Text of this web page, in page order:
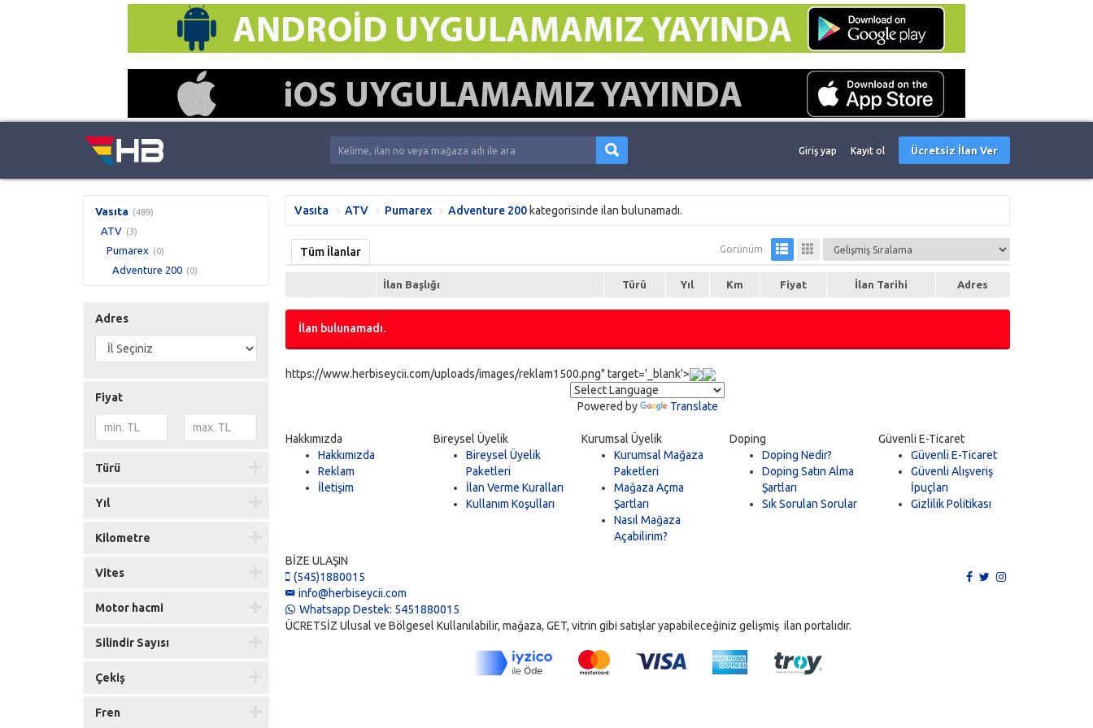
Giriş yap Kayıt ol Ücretsiz İlan Ver
Vasıta (489)
ATV (3)
Pumarex (0)
Adventure 200 (0)
Adres
Fiyat
Türü
Yıl
Kilometre
Vites
Motor hacmi
Silindir Sayısı
Çekiş
Fren
Vasıta ATV Pumarex Adventure 200 kategorisinde ilan bulunamadı.
Tüm İlanlar Görünüm
İlan Başlığı Türü Yıl Km Fiyat İlan Tarihi Adres
İlan bulunamadı.
https://www.herbiseycii.com/uploads/images/reklam1500.png" target='_blank'>
Powered by Translate
Hakkımızda
Hakkımızda
Reklam
İletişim
Bireysel Üyelik
Bireysel Üyelik
Paketleri
İlan Verme Kuralları
Kullanım Koşulları
Kurumsal Üyelik
Kurumsal Mağaza
Paketleri
Mağaza Açma
Şartları
Nasıl Mağaza
Açabilirim?
Doping
Doping Nedir?
Doping Satın Alma
Şartları
Sık Sorulan Sorular
Güvenli E-Ticaret
Güvenli E-Ticaret
Güvenli Alışveriş
İpuçları
Gizlilik Politikası
BİZE ULAŞIN
(545)1880015
info@herbiseycii.com
Whatsapp Destek: 5451880015
ÜCRETSİZ Ulusal ve Bölgesel Kullanılabilir, mağaza, GET, vitrin gibi satışlar yapabileceğiniz gelişmiş ilan portalıdır.